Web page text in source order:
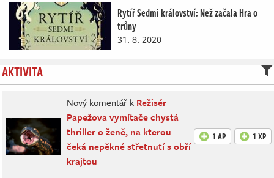
Rytíř Sedmi království: Než začala Hra o
trůny
31. 8. 2020
AKTIVITA
Nový komentář k Režisér
Papežova vymítače chystá
thriller o ženě, na kterou
čeká nepěkné střetnutí s obří
krajtou
1 AP 1 XP